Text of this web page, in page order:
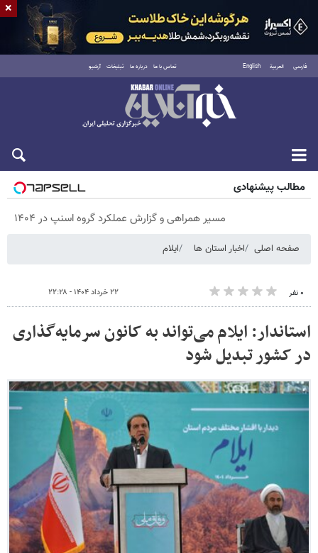
فارسی العربية English تماس با ما درباره ما تبلیغات آرشیو
شنبه ۱۷ مرداد ۱۴۰۵
مطالب پیشنهادی
مسیر همراهی و گزارش عملکرد گروه اسنپ در ۱۴۰۴
صفحه اصلی اخبار استان ها ایلام
۰ نفر ۲۲ خرداد ۱۴۰۴ - ۲۲:۲۸
استاندار: ایلام می‌تواند به کانون سرمایه‌گذاری
در کشور تبدیل شود
×